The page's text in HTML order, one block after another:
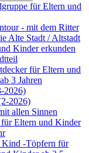
für Eltern und
- mit dem Ritter
Alte Stadt / Altstadt
Kinder erkunden
für Eltern und
3 Jahren
2026)
2026)
allen Sinnen
für Eltern und Kinder
Kind -Töpfern für